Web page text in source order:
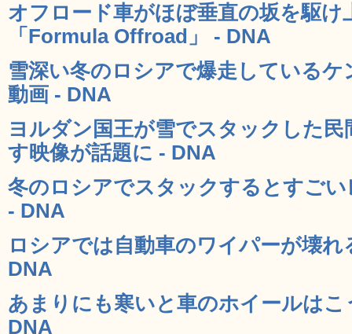
オフロード車がほぼ垂直の坂を駆け
「Formula Offroad」 - DNA
雪深い冬のロシアで爆走している
動画 - DNA
ヨルダン国王が雪でスタックした
す映像が話題に - DNA
冬のロシアでスタックするとすご
- DNA
ロシアでは自動車のワイパーが壊
DNA
あまりにも寒いと車のホイールは
DNA